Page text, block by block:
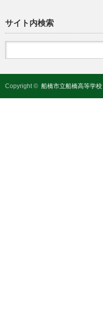
サイト内検索
Copyright © 船橋市立船橋高等学校